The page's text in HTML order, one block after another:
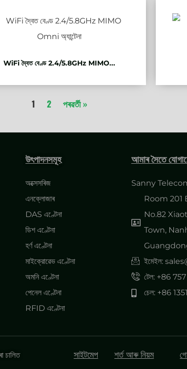
WiFi দ্বৈত বেণ্ড 2.4/5.8GHz MIMO...
1 2 পৰৱৰ্তী »
উৎপাদনসমূহ
অক্সেসৰিজ
এনক্লোজাৰ
DAS এণ্টেনা
ডিশ এণ্টেনা
হৰ্ণ এণ্টেনা
মাইক্রোৱেভ এণ্টেনা
অমনি এণ্টেনা
পেনেল এণ্টেনা
RFID এণ্টেনা
আমাৰ সৈতে
Sanny
Room 201
No.82
Town,
ইমেইল:
টেল: +86
চেল: +86
চালিত সাইটমেপ শৰ্ত আৰু নিয়ম